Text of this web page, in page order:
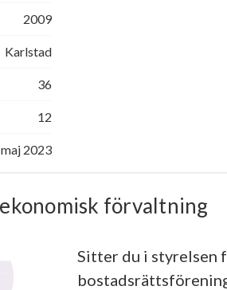
2009
Karlstad
36
12
2023
förvaltning
Sitter du i styrelsen